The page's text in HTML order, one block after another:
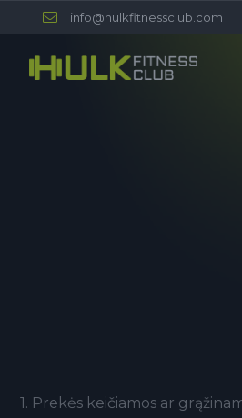
info@hulkfitnessclub.com
1. Prekės keičiamos ar